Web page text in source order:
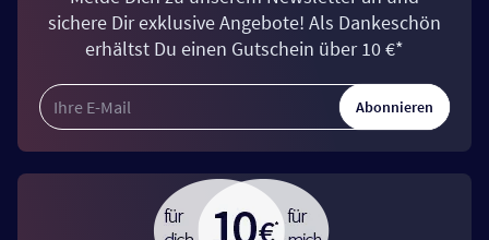
sichere Dir exklusive Angebote! Als Dankeschön
erhältst Du einen Gutschein über 10 €*
Abonnieren